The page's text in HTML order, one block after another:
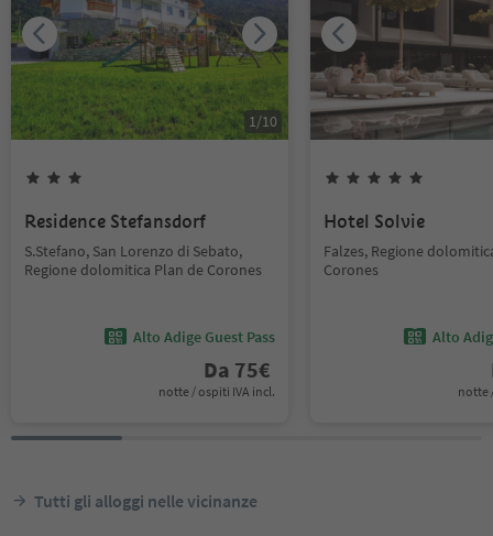
1/10
Residence Stefansdorf
S.Stefano, San Lorenzo di Sebato,
Regione dolomitica Plan de Corones
Alto Adige Guest Pass
Da 75€
notte / ospiti IVA incl.
Hotel Solvie
Falzes, Regione
Corones
Alto
notte
Tutti gli alloggi nelle vicinanze